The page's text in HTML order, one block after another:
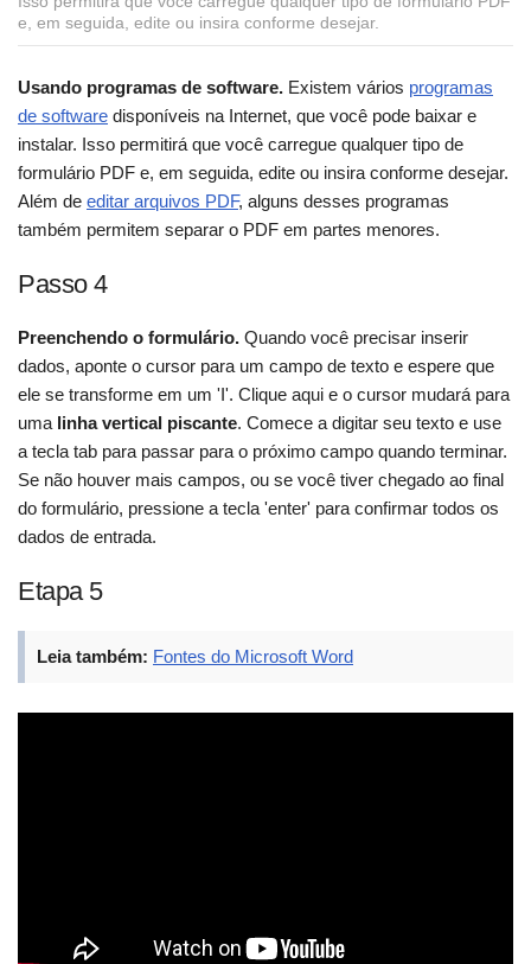
e, em seguida, edite ou insira conforme desejar.
Usando programas de software. Existem vários programas
de software disponíveis na Internet, que você pode baixar e
instalar. Isso permitirá que você carregue qualquer tipo de
formulário PDF e, em seguida, edite ou insira conforme desejar.
Além de editar arquivos PDF, alguns desses programas
também permitem separar o PDF em partes menores.
Passo 4
Preenchendo o formulário. Quando você precisar inserir
dados, aponte o cursor para um campo de texto e espere que
ele se transforme em um 'I'. Clique aqui e o cursor mudará para
uma linha vertical piscante. Comece a digitar seu texto e use
a tecla tab para passar para o próximo campo quando terminar.
Se não houver mais campos, ou se você tiver chegado ao final
do formulário, pressione a tecla 'enter' para confirmar todos os
dados de entrada.
Etapa 5
Leia também: Fontes do Microsoft Word